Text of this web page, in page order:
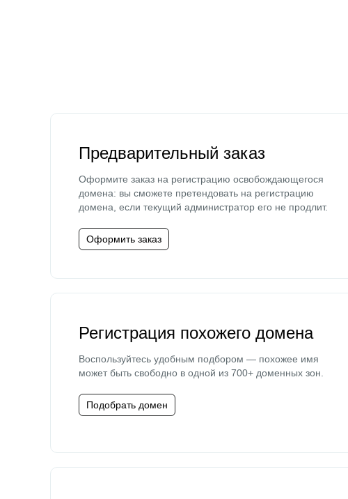
Предварительный заказ
Оформите заказ на регистрацию освобождающегося
домена: вы сможете претендовать на регистрацию
домена, если текущий администратор его не продлит.
Оформить заказ
Регистрация похожего домена
Воспользуйтесь удобным подбором — похожее имя
может быть свободно в одной из 700+ доменных зон.
Подобрать домен